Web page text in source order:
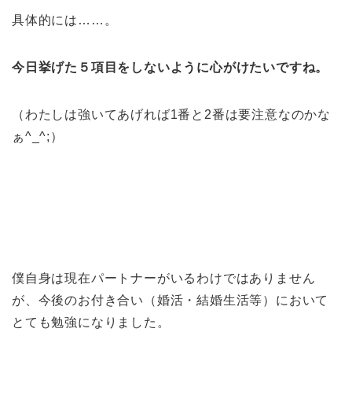
具体的には……。
今日挙げた５項目をしないように心がけたいですね。
（わたしは強いてあげれば1番と2番は要注意なのかな
ぁ^_^;）
僕自身は現在パートナーがいるわけではありません
が、今後のお付き合い（婚活・結婚生活等）において
とても勉強になりました。